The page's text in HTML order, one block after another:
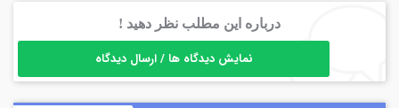
درباره این مطلب نظر دهید !
نمایش دیدگاه ها / ارسال دیدگاه